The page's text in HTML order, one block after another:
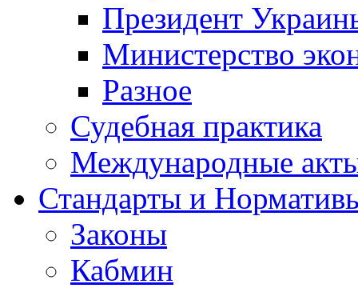
Президент
Министерство
Разное
Судебная практика
Международные
Стандарты и
Законы
Кабмин